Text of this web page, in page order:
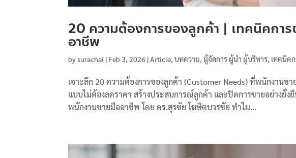
20 ความต้องการของลูกค้า | เทคนิคกา
อาชีพ
bysurachai | Feb 3, 2026 | Article ,บทความ ผู้จัดการ ผู้นำ ผู้บริหาร เทคนิค
เจาะลึก 20 ความต้องการของลูกค้า (Customer Needs) ที่พนักงานข
แบบไม่ต้องลดราคา สร้างประสบการณ์ลูกค้า และปิดการขายอย่างยั่ง
พนักงานขายมืออาชีพ โดย ดร.สุรชัย โฆษิตบวรชัย ทำไม...